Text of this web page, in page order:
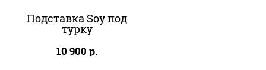
Подставка Soy под
турку
10 900 р.